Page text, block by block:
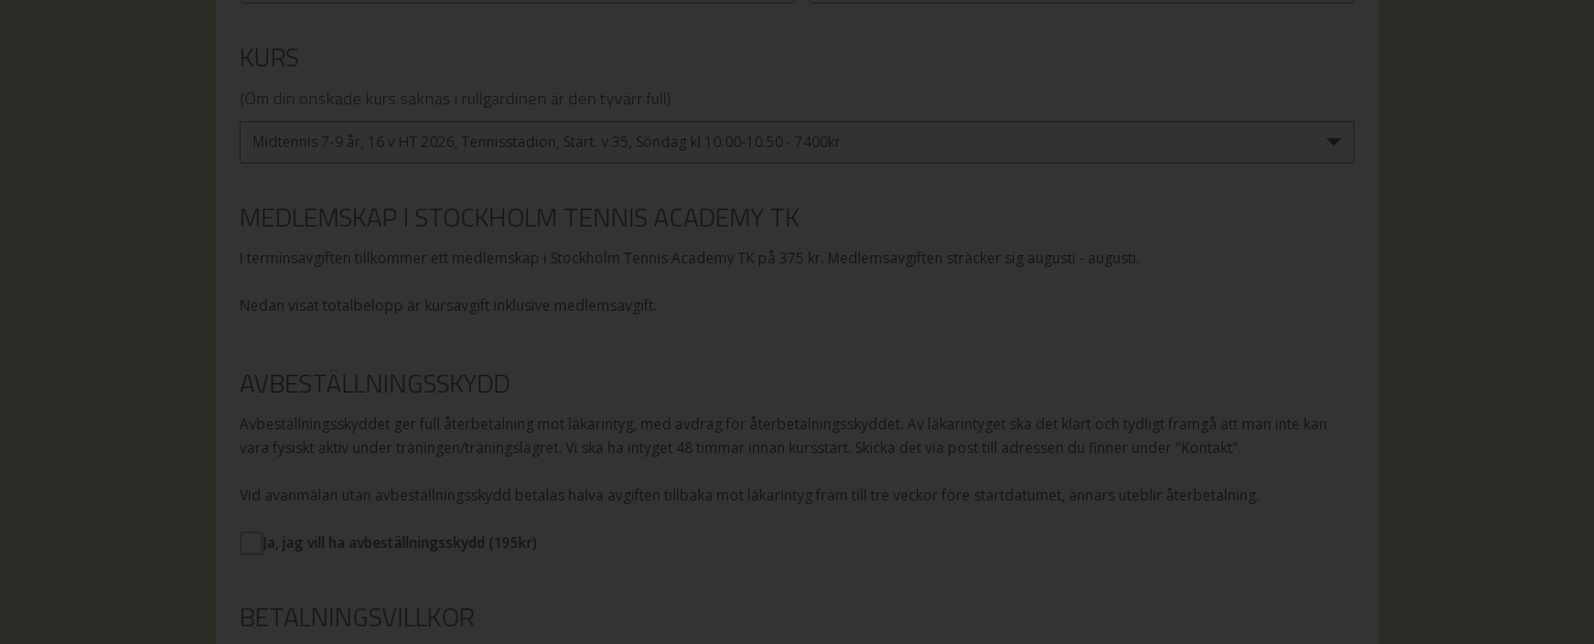
KURS
(Om din önskade kurs saknas i rullgardinen är den tyvärr full)
Midtennis 7-9 år, 16 v HT 2026, Tennisstadion, Start. v.35, Söndag kl 10.00-10.50 - 7400kr
MEDLEMSKAP I STOCKHOLM TENNIS ACADEMY TK
I terminsavgiften tillkommer ett medlemskap i Stockholm Tennis Academy TK på 375 kr. Medlemsavgiften sträcker sig augusti - augusti.
Nedan visat totalbelopp är kursavgift inklusive medlemsavgift.
AVBESTÄLLNINGSSKYDD
Avbeställningsskyddet ger full återbetalning mot läkarintyg, med avdrag för återbetalningsskyddet. Av läkarintyget ska det klart och tydligt framgå att man inte kan
vara fysiskt aktiv under träningen/träningslägret. Vi ska ha intyget 48 timmar innan kursstart. Skicka det via post till adressen du finner under "Kontakt".
Vid avanmälan utan avbeställningsskydd betalas halva avgiften tillbaka mot läkarintyg fram till tre veckor före startdatumet, annars uteblir återbetalning.
Ja, jag vill ha avbeställningsskydd (195kr)
BETALNINGSVILLKOR